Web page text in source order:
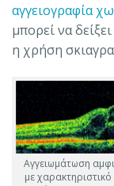
αγγειογραφία
μπορεί να
η χρήση
Αγγειωμάτωση
με